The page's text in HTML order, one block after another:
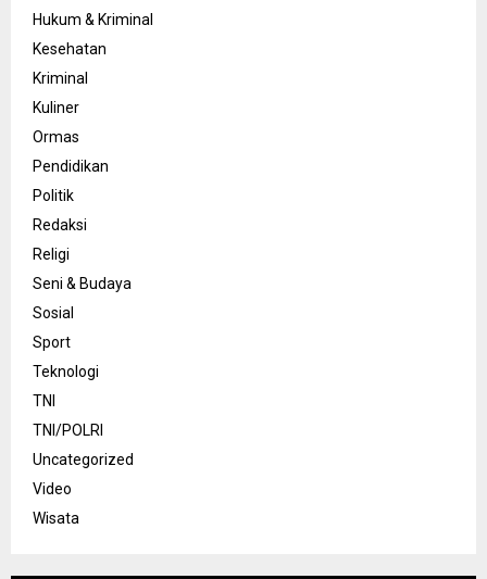
Hukum & Kriminal
Kesehatan
Kriminal
Kuliner
Ormas
Pendidikan
Politik
Redaksi
Religi
Seni & Budaya
Sosial
Sport
Teknologi
TNI
TNI/POLRI
Uncategorized
Video
Wisata